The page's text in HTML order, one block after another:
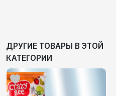
ДРУГИЕ ТОВАРЫ В ЭТОЙ
КАТЕГОРИИ